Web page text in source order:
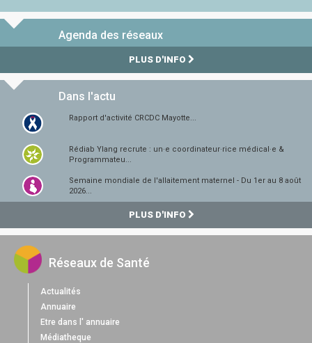
Agenda des réseaux
PLUS D'INFO
Dans l'actu
Rapport d'activité CRCDC Mayotte...
Rédiab Ylang recrute : un·e coordinateur·rice médical·e &
Programmateu...
Semaine mondiale de l'allaitement maternel - Du 1er au 8 août
2026...
PLUS D'INFO
Réseaux de Santé
Actualités
Annuaire
Etre dans l' annuaire
Médiatheque